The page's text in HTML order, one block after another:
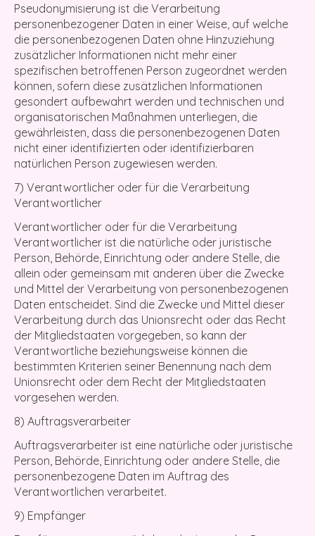
Pseudonymisierung ist die Verarbeitung
personenbezogener Daten in einer Weise, auf welche
die personenbezogenen Daten ohne Hinzuziehung
zusätzlicher Informationen nicht mehr einer
spezifischen betroffenen Person zugeordnet werden
können, sofern diese zusätzlichen Informationen
gesondert aufbewahrt werden und technischen und
organisatorischen Maßnahmen unterliegen, die
gewährleisten, dass die personenbezogenen Daten
nicht einer identifizierten oder identifizierbaren
natürlichen Person zugewiesen werden.
7) Verantwortlicher oder für die Verarbeitung
Verantwortlicher
Verantwortlicher oder für die Verarbeitung
Verantwortlicher ist die natürliche oder juristische
Person, Behörde, Einrichtung oder andere Stelle, die
allein oder gemeinsam mit anderen über die Zwecke
und Mittel der Verarbeitung von personenbezogenen
Daten entscheidet. Sind die Zwecke und Mittel dieser
Verarbeitung durch das Unionsrecht oder das Recht
der Mitgliedstaaten vorgegeben, so kann der
Verantwortliche beziehungsweise können die
bestimmten Kriterien seiner Benennung nach dem
Unionsrecht oder dem Recht der Mitgliedstaaten
vorgesehen werden.
8) Auftragsverarbeiter
Auftragsverarbeiter ist eine natürliche oder juristische
Person, Behörde, Einrichtung oder andere Stelle, die
personenbezogene Daten im Auftrag des
Verantwortlichen verarbeitet.
9) Empfänger